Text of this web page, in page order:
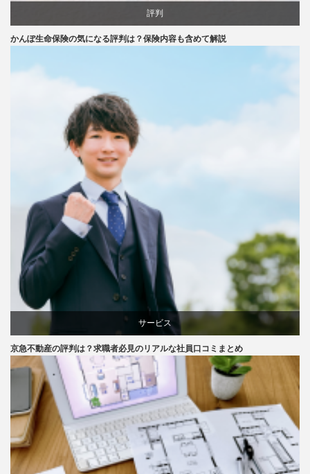
評判
かんぽ生命保険の気になる評判は？保険内容も含めて解説
サービス
評判
京急不動産の評判は？求職者必見のリアルな社員口コミまとめ